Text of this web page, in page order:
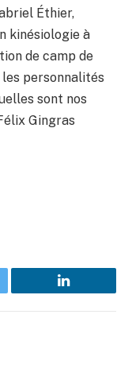
Éthier,
kinésiologie à
de camp de
les personnalités
sont nos
Gingras
LinkedIn